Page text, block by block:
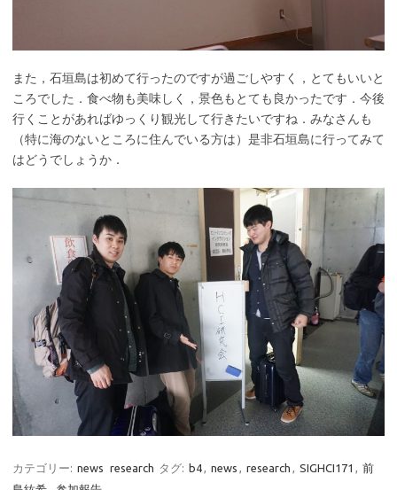
また，石垣島は初めて行ったのですが過ごしやすく，とてもいいと
ころでした．食べ物も美味しく，景色もとても良かったです．今後
行くことがあればゆっくり観光して行きたいですね．みなさんも
（特に海のないところに住んでいる方は）是非石垣島に行ってみて
はどうでしょうか．
カテゴリー: news research タグ: b4 news research SIGHCI171
前